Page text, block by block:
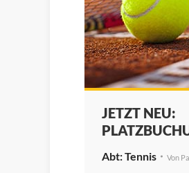
JETZT NEU:
Tennis Von